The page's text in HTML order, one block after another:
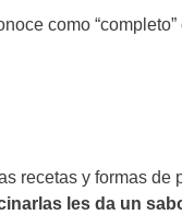
como
recetas y formas de
les da un